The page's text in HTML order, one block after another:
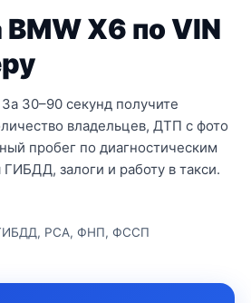
X6 по VIN
30–90 секунд получите
владельцев, ДТП с фото
пробег по диагностическим
залоги и работу в такси.
РСА, ФНП, ФССП